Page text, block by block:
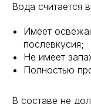
Вода считается
Имеет
послевкусия;
Не имеет
Полностью
В составе не